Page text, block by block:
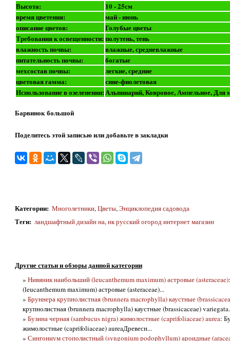
Высота:
10 - 25см
время цветения:
май - июнь
описание цветов:
Голубые цветы
Требования к освещенности: полутень, тень
влажность почвы:
влажные, средневлажные
питательность почвы:
богатые
мехсостав почвы:
легкие, средние
цветовая гамма:
сине-фиолетовая
Использование в озеленении:Альпинарий, Ковровое, Ампельное, Для
Барвинок большой
Поделитесь этой записью или добавьте в закладки
Категории: Многолетники,Цветы,Энциклопедия садовода
Теги: ландшафтный дизайн на,нк русский огород интернет магазин
Другие статьи и обзоры данной категории
» Нивяник наибольший (leucanthemum maximum) астровые (asteraceae)
(leucanthemum maximum) астровые (asteraceae)...
» Бруннера крупнолистная (brunnera macrophylla) каустные
крупнолистная (brunnera macrophylla) каустные (brassicaceae)
» Бузина черная (sambucus nigra) жимолостные (caprifoliaceae) aurea:
жимолостные (caprifoliaceae) aureaДревесн...
» Сингониум стополистный (syngonium podophyllum) ароидные